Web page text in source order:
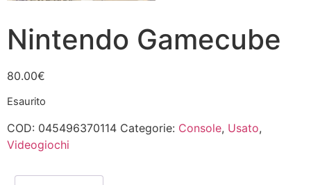
Nintendo Gamecube
80.00€
Esaurito
COD: 045496370114 Categorie: Console, Usato,
Videogiochi